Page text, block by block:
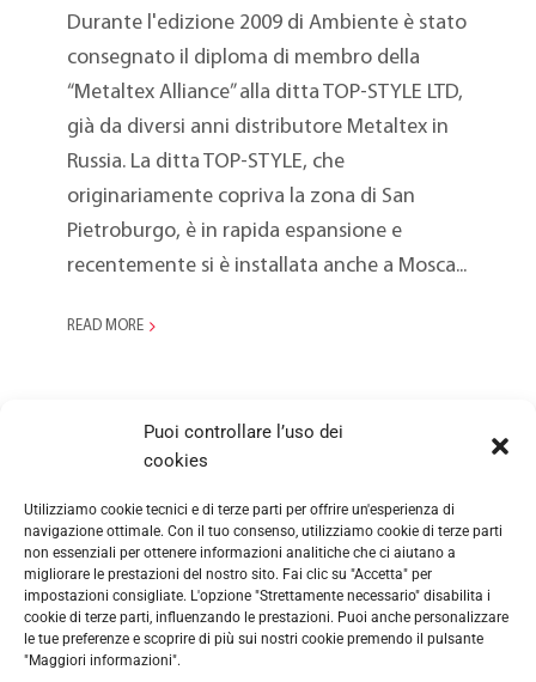
Puoi controllare l’uso dei
cookies
Utilizziamo cookie tecnici e di terze parti per offrire un'esperienza di
navigazione ottimale. Con il tuo consenso, utilizziamo cookie di terze parti
non essenziali per ottenere informazioni analitiche che ci aiutano a
migliorare le prestazioni del nostro sito. Fai clic su "Accetta" per
impostazioni consigliate. L'opzione "Strettamente necessario" disabilita i
cookie di terze parti, influenzando le prestazioni. Puoi anche personalizzare
le tue preferenze e scoprire di più sui nostri cookie premendo il pulsante
"Maggiori informazioni".
Durante l'edizione 2009 di Ambiente è stato
consegnato il diploma di membro della
“Metaltex Alliance” alla ditta TOP-STYLE LTD,
già da diversi anni distributore Metaltex in
Russia. La ditta TOP-STYLE, che
originariamente copriva la zona di San
Pietroburgo, è in rapida espansione e
recentemente si è installata anche a Mosca...
READ MORE
LOAD MORE PRODUCTS